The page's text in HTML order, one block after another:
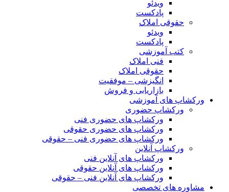
ویدئو
پادکست
حقوقی املاک
ویدئو
پادکست
کتب آموزشی
فنی املاک
حقوقی املاک
انگیزشی – موفقیت
بازاریابی و فروش
ورکشاپ های آموزشی
ورکشاپ حضوری
ورکشاپ های حضوری فنی
ورکشاپ های حضوری حقوقی
ورکشاپ های حضوری فنی – حقوقی
ورکشاپ آنلاین
ورکشاپ های آنلاین فنی
ورکشاپ های آنلاین حقوقی
ورکشاپ های آنلاین فنی – حقوقی
مشاوره های تخصصی